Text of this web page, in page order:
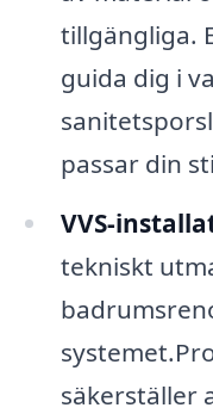
tillgängliga.
guida dig i
passar din
VVS-
tekniskt
säkerställer